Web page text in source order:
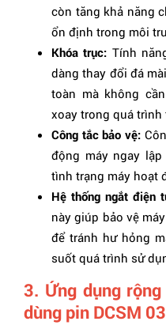
còn tăng khả năng
ổn định trong môi
Khóa trục: Tính
dàng thay đổi đá
toàn mà không
xoay trong quá trình
Công tắc bảo vệ:
động máy ngay
tình trạng máy hoạt
Hệ thống ngắt điện
này giúp bảo vệ
để tránh hư hỏng
suốt quá trình sử
3. Ứng dụng
dùng pin DCSM